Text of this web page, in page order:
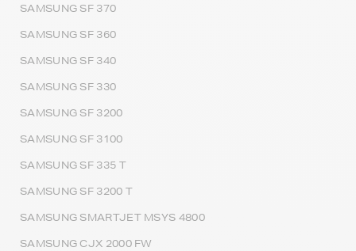
SAMSUNG SF 370
SAMSUNG SF 360
SAMSUNG SF 340
SAMSUNG SF 330
SAMSUNG SF 3200
SAMSUNG SF 3100
SAMSUNG SF 335 T
SAMSUNG SF 3200 T
SAMSUNG SMARTJET MSYS 4800
SAMSUNG CJX 2000 FW